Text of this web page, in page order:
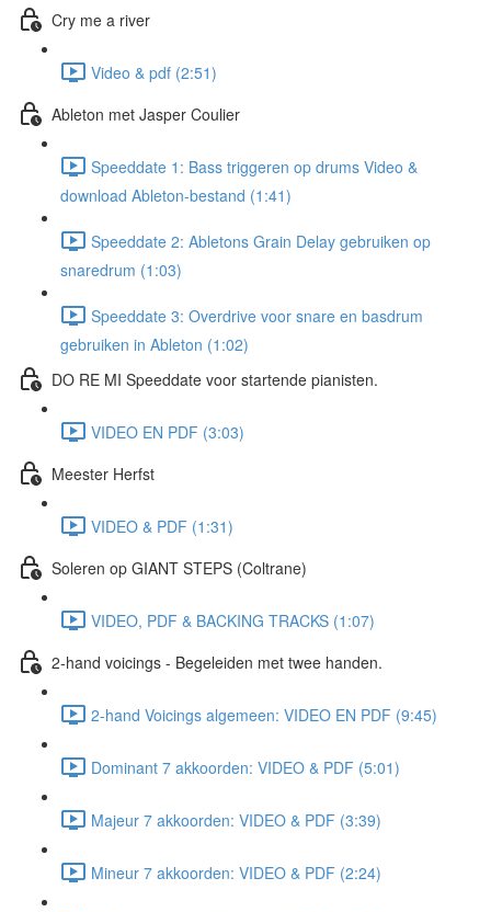
Cry me a river
Video & pdf (2:51)
Ableton met Jasper Coulier
Speeddate 1: Bass triggeren op drums Video &
download Ableton-bestand (1:41)
Speeddate 2: Abletons Grain Delay gebruiken op
snaredrum (1:03)
Speeddate 3: Overdrive voor snare en basdrum
gebruiken in Ableton (1:02)
DO RE MI Speeddate voor startende pianisten.
VIDEO EN PDF (3:03)
Meester Herfst
VIDEO & PDF (1:31)
Soleren op GIANT STEPS (Coltrane)
VIDEO, PDF & BACKING TRACKS (1:07)
2-hand voicings - Begeleiden met twee handen.
2-hand Voicings algemeen: VIDEO EN PDF (9:45)
Dominant 7 akkoorden: VIDEO & PDF (5:01)
Majeur 7 akkoorden: VIDEO & PDF (3:39)
Mineur 7 akkoorden: VIDEO & PDF (2:24)